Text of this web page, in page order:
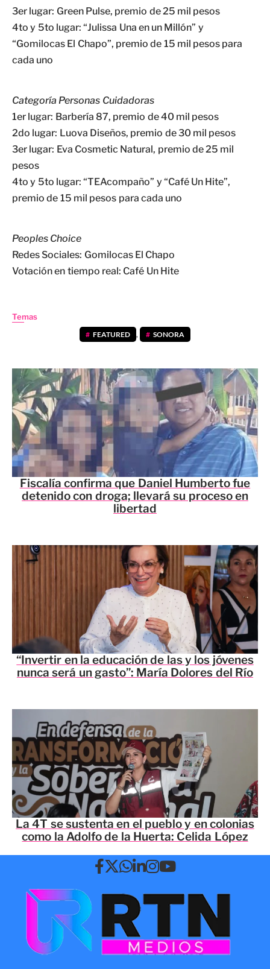
3er lugar: Green Pulse, premio de 25 mil pesos
4to y 5to lugar: “Julissa Una en un Millón” y
“Gomilocas El Chapo”, premio de 15 mil pesos para
cada uno
Categoría Personas Cuidadoras
1er lugar: Barbería 87, premio de 40 mil pesos
2do lugar: Luova Diseños, premio de 30 mil pesos
3er lugar: Eva Cosmetic Natural, premio de 25 mil
pesos
4to y 5to lugar: “TEAcompaño” y “Café Un Hite”,
premio de 15 mil pesos para cada uno
Peoples Choice
Redes Sociales: Gomilocas El Chapo
Votación en tiempo real: Café Un Hite
Temas
FEATURED , SONORA
Fiscalía confirma que Daniel Humberto fue
detenido con droga; llevará su proceso en
libertad
“Invertir en la educación de las y los jóvenes
nunca será un gasto”: María Dolores del Río
La 4T se sustenta en el pueblo y en colonias
como la Adolfo de la Huerta: Celida López